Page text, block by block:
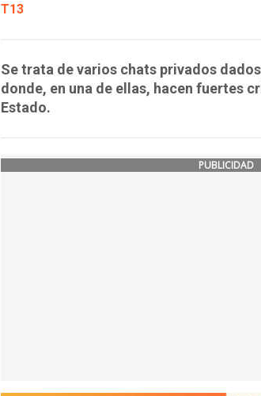
T13
Se trata de varios chats privados
donde, en una de ellas, hacen fuertes
Estado.
PUBLICIDAD